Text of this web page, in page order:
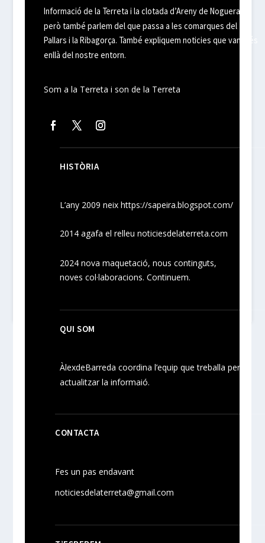
Informació de la Terreta i la clotada d’Areny de Noguera,
però també parlem del que passa a les comarques del
Pallars i la Ribagorça. També expliquem noticies que van més
enllà del nostre entorn.
Som a la Terreta i son de la Terreta
HISTÒRIA
L’any 2009 neixhttps://sapeira.blogspot.com/
2014 agafa el relleu noticiesdelaterreta.com
2024nova maquetació, nouscontinguts,
novescol·laboracions. Continuem.
QUI SOM
ÀlexdeBarreda coordina l’equip que treballa per
actualitzar la informaió.
CONTACTA
Fes un pas endavant
noticiesdelaterreta@gmail.com